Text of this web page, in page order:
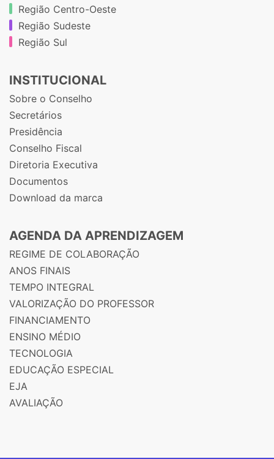
Região Centro-Oeste
Região Sudeste
Região Sul
INSTITUCIONAL
Sobre o Conselho
Secretários
Presidência
Conselho Fiscal
Diretoria Executiva
Documentos
Download da marca
AGENDA DA APRENDIZAGEM
REGIME DE COLABORAÇÃO
ANOS FINAIS
TEMPO INTEGRAL
VALORIZAÇÃO DO PROFESSOR
FINANCIAMENTO
ENSINO MÉDIO
TECNOLOGIA
EDUCAÇÃO ESPECIAL
EJA
AVALIAÇÃO